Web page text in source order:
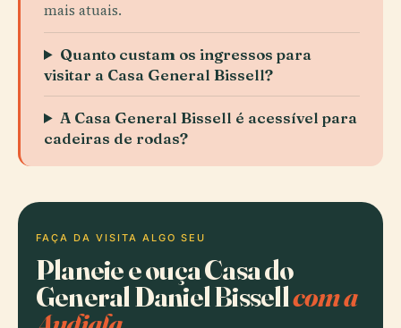
mais atuais.
Quanto custam os ingressos para
visitar a Casa General Bissell?
A Casa General Bissell é acessível para
cadeiras de rodas?
FAÇA DA VISITA ALGO SEU
Planeie e ouça Casa do
General Daniel Bissellcom a